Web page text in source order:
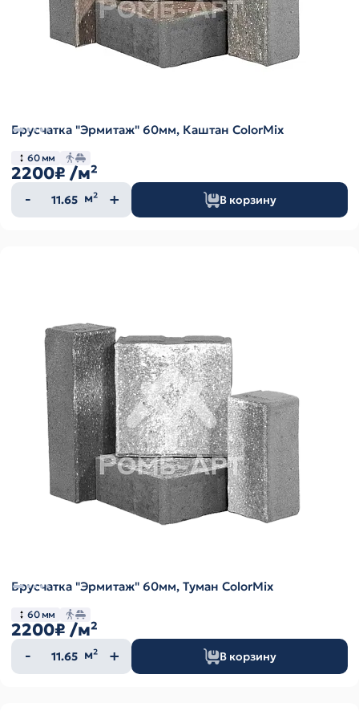
Брусчатка "Эрмитаж" 60мм, Каштан ColorMix
60 мм
2200₽ /м²
Количество
товара
м² В корзину
Брусчатка "Эрмитаж" 60мм, Туман ColorMix
60 мм
2200₽ /м²
Количество
товара
м² В корзину